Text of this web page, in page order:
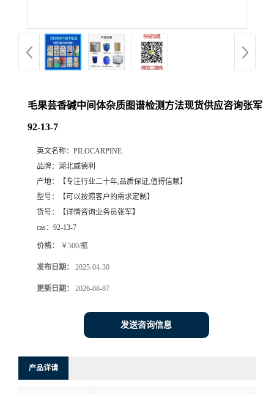
毛果芸香碱中间体杂质图谱检测方法现货供应咨询张军
92-13-7
英文名称： PILOCARPINE
品牌： 湖北威德利
产地：
【专注行业二十年,品质保证,值得信赖】
型号：
【可以按照客户的需求定制】
货号：
【详情咨询业务员张军】
cas： 92-13-7
价格： ￥500/瓶
发布日期： 2025-04-30
更新日期： 2026-08-07
发送咨询信息
产品详请